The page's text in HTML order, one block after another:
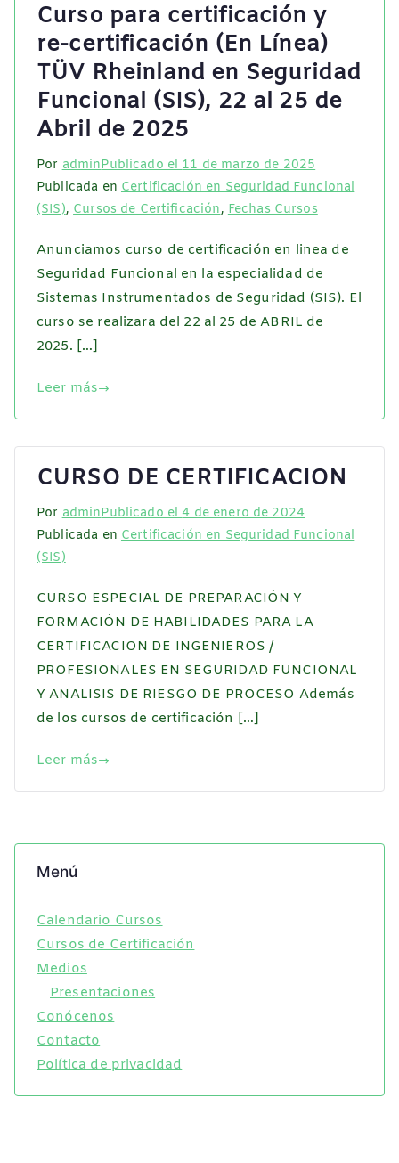
Curso para certificación y
re-certificación (En Línea)
TÜV Rheinland en Seguridad
Funcional (SIS), 22 al 25 de
Abril de 2025
PoradminPublicado el11 de marzo de 2025
Publicada en Certificación en Seguridad Funcional
(SIS),Cursos de Certificación,Fechas Cursos
Anunciamos curso de certificación en linea de
Seguridad Funcional en la especialidad de
Sistemas Instrumentados de Seguridad (SIS). El
curso se realizara del 22 al 25 de ABRIL de
2025. […]
Leer más
CURSO DE CERTIFICACION
PoradminPublicado el4 de enero de 2024
Publicada en Certificación en Seguridad Funcional
(SIS)
CURSO ESPECIAL DE PREPARACIÓN Y
FORMACIÓN DE HABILIDADES PARA LA
CERTIFICACION DE INGENIEROS /
PROFESIONALES EN SEGURIDAD FUNCIONAL
Y ANALISIS DE RIESGO DE PROCESO Además
de los cursos de certificación […]
Leer más
Menú
Calendario Cursos
Cursos de Certificación
Medios
Presentaciones
Conócenos
Contacto
Política de privacidad